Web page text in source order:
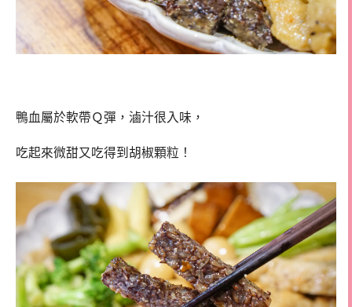
鴨血屬於軟帶Ｑ彈，滷汁很入味，
吃起來微甜又吃得到胡椒顆粒！